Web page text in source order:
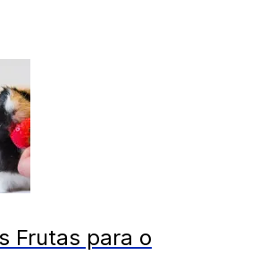
Frutas para o